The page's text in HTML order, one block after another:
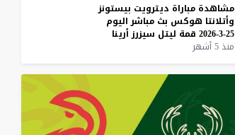
مشاهدة مباراة ديترويت بيستونز
وأتلانتا هوكس بث مباشر اليوم
25-3-2026
قمة ليتل سيزرز أرينا
منذ 5 أشهر